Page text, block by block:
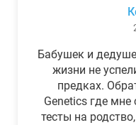
Бабушек и
жизни не
предках.
Genetics где
тесты на